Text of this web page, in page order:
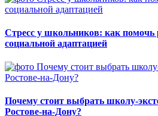
Стресс у школьников: как помочь
социальной адаптацией
Почему стоит выбрать школу-
Ростове-на-Дону?